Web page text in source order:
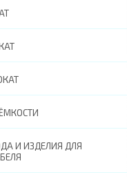
И ИЗДЕЛИЯ ДЛЯ